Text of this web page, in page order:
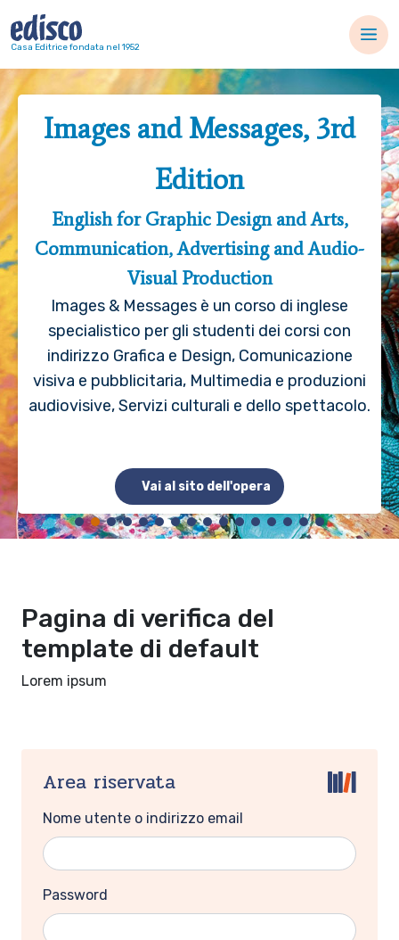
Navigazione principale
Casa Editrice fondata nel 1952
Images and Messages, 3rd
Edition
English for Graphic Design and Arts,
Communication, Advertising and Audio-
Visual Production
Images & Messages è un corso di inglese
specialistico per gli studenti dei corsi con
indirizzo Grafica e Design, Comunicazione
visiva e pubblicitaria, Multimedia e produzioni
audiovisive, Servizi culturali e dello spettacolo.
Vai al sito dell'opera
Pagina di verifica del
template di default
Lorem ipsum
Area riservata
Nome utente o indirizzo email
Password